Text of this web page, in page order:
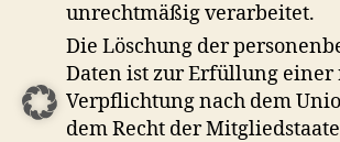
unrechtmäßig verarbeitet.
Die Löschung der
Daten ist zur Erfüllung
Verpflichtung nach dem
dem Recht der